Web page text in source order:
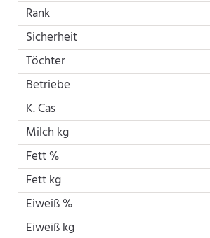
Rank
Sicherheit
Töchter
Betriebe
K. Cas
Milch kg
Fett %
Fett kg
Eiweiß %
Eiweiß kg